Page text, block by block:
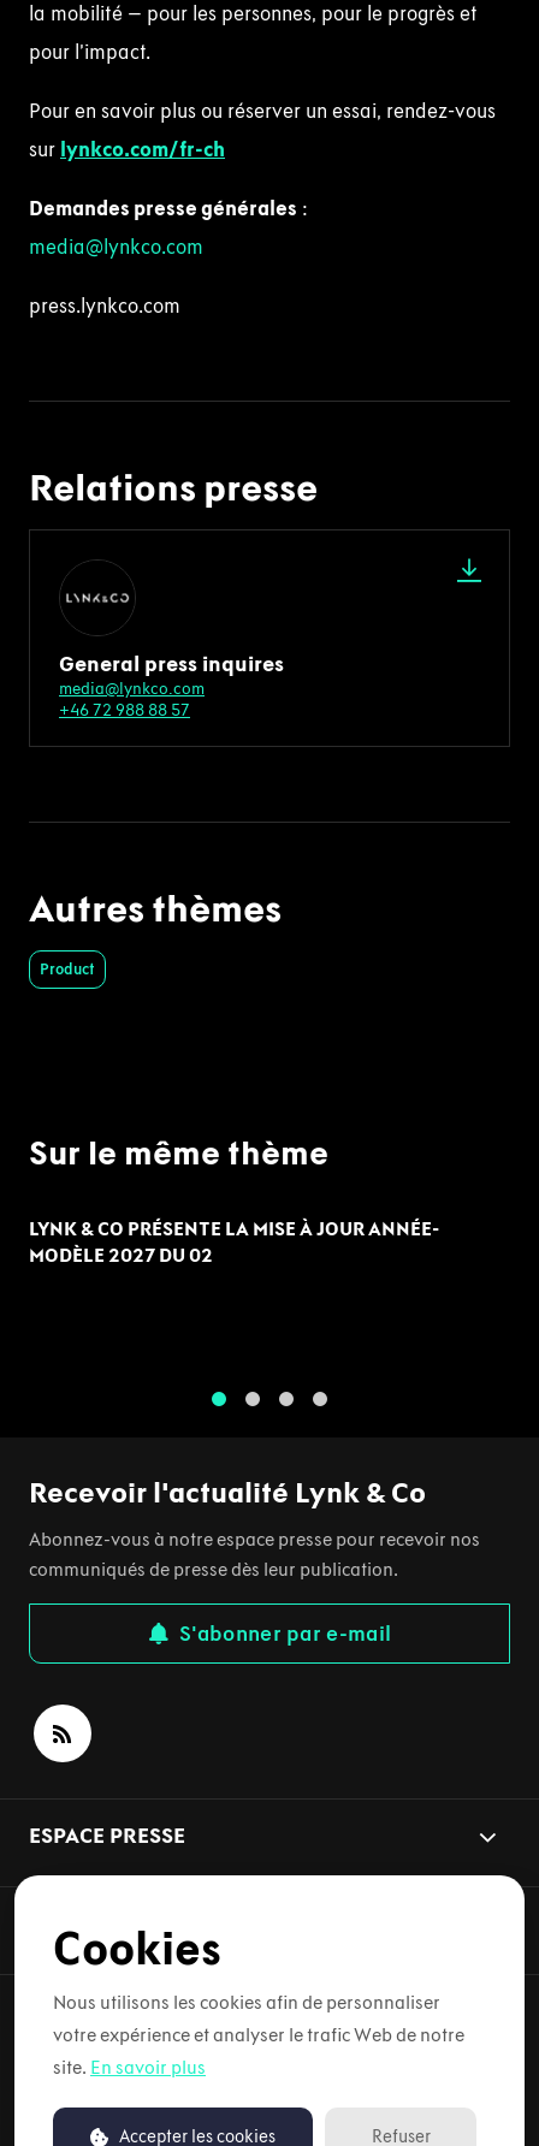
la mobilité – pour les personnes, pour le progrès et
pour l’impact.
Pour en savoir plus ou réserver un essai, rendez-vous
sur lynkco.com/fr-ch
Demandes presse générales :
media@lynkco.com
press.lynkco.com
Relations presse
General press inquires
media@lynkco.com
+46 72 988 88 57
Autres thèmes
Product
Sur le même thème
LYNK & CO PRÉSENTE LA MISE À JOUR ANNÉE-
MODÈLE 2027 DU 02
Recevoir l'actualité Lynk & Co
Abonnez-vous à notre espace presse pour recevoir nos
communiqués de presse dès leur publication.
S'abonner par e-mail
ESPACE PRESSE
Copyright © 2026 Lynk & Co. Tous droits réservés.
Conditions d'utilisation
Cookies
Nous utilisons les cookies afin de personnaliser
votre expérience et analyser le trafic Web de notre
site. En savoir plus
Accepter les cookies Refuser